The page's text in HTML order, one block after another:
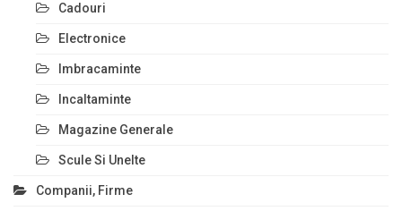
Cadouri
Electronice
Imbracaminte
Incaltaminte
Magazine Generale
Scule Si Unelte
Companii, Firme